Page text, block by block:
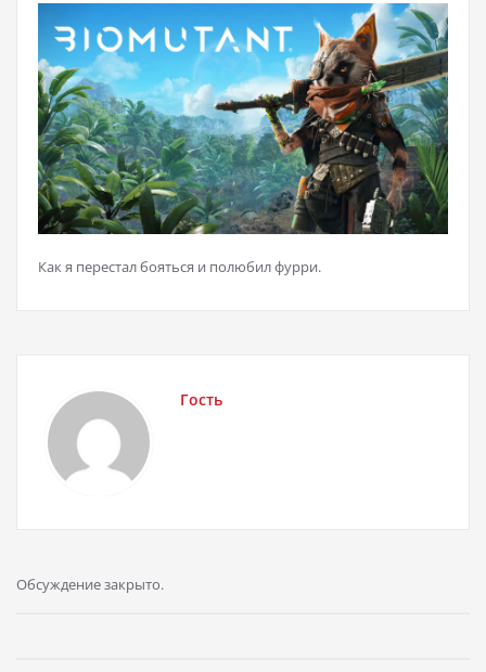
Как я перестал бояться и полюбил фурри.
Гость
Обсуждение закрыто.